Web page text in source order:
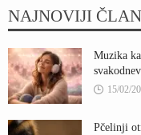
NAJNOVIJI
Muzika
15/02/
Pčelinji